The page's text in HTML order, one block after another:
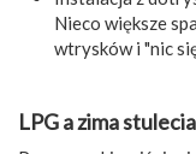
Nieco większe
wtrysków i "nic
LPG a zima stulecia